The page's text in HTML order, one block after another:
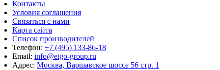
Контакты
Условия соглашения
Связаться с нами
Карта сайта
Список производителей
Телефон: +7 (495) 133-86-18
Email: info@etgo-group.ru
Адрес: Москва, Варшавское шоссе 56 стр. 1